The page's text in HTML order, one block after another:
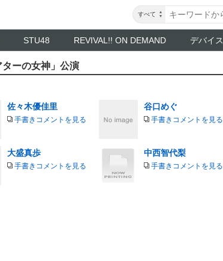
すべて
STU48 REVIVAL!! ON DEMAND デバイス
ーの女神」公演
佐々木優佳里
手書きコメントを見る
谷口めぐ
手書きコメントを見る
大盛真歩
手書きコメントを見る
中西智代梨
手書きコメントを見る